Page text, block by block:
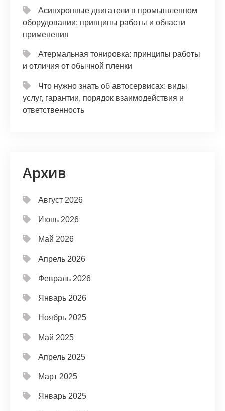
Асинхронные двигатели в промышленном
оборудовании: принципы работы и области
применения
Атермальная тонировка: принципы работы
и отличия от обычной пленки
Что нужно знать об автосервисах: виды
услуг, гарантии, порядок взаимодействия и
ответственность
Архив
Август 2026
Июнь 2026
Май 2026
Апрель 2026
Февраль 2026
Январь 2026
Ноябрь 2025
Май 2025
Апрель 2025
Март 2025
Январь 2025